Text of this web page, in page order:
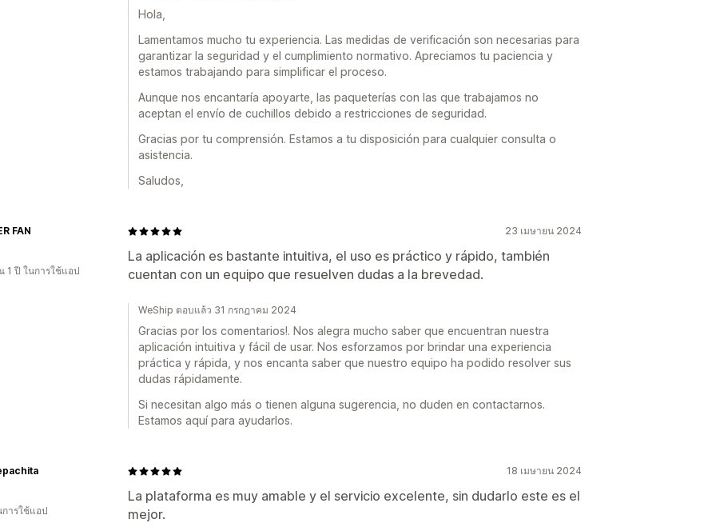
Hola,
Lamentamos mucho tu experiencia. Las medidas de verificación son necesarias para
garantizar la seguridad y el cumplimiento normativo. Apreciamos tu paciencia y
estamos trabajando para simplificar el proceso.
Aunque nos encantaría apoyarte, las paqueterías con las que trabajamos no
aceptan el envío de cuchillos debido a restricciones de seguridad.
Gracias por tu comprensión. Estamos a tu disposición para cualquier consulta o
asistencia.
Saludos,
23 เมษายน 2024
La aplicación es bastante intuitiva, el uso es práctico y rápido, también
cuentan con un equipo que resuelven dudas a la brevedad.
FAN
1 ปี ในการใช้แอป
WeShip ตอบแล้ว 31 กรกฎาคม 2024
Gracias por los comentarios!. Nos alegra mucho saber que encuentran nuestra
aplicación intuitiva y fácil de usar. Nos esforzamos por brindar una experiencia
práctica y rápida, y nos encanta saber que nuestro equipo ha podido resolver sus
dudas rápidamente.
Si necesitan algo más o tienen alguna sugerencia, no duden en contactarnos.
Estamos aquí para ayudarlos.
18 เมษายน 2024
La plataforma es muy amable y el servicio excelente, sin dudarlo este es el
mejor.
ารใช้แอป